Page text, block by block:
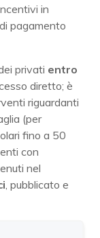
in
pagamento
privati entro
diretto; è
riguardanti
(per
fino a 50
con
nel
, pubblicato e